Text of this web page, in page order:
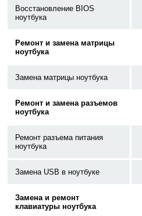
Восстановление BIOS
ноутбука
Ремонт и замена матрицы
ноутбука
Замена матрицы ноутбука
Ремонт и замена разъемов
ноутбука
Ремонт разъема питания
ноутбука
Замена USB в ноутбуке
Замена и ремонт
клавиатуры ноутбука